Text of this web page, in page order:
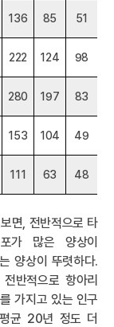
136 85 51
222 124 98
280 197 83
153 104 49
111 63 48
면, 전반적으로 타
가 많은 양상이
양상이 뚜렷하다.
반적으로 항아리
가지고 있는 인구
균 20년 정도 더